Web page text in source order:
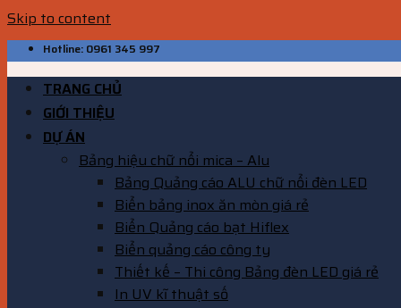
Skip to content
Hotline: 0961 345 997
TRANG CHỦ
GIỚI THIỆU
DỰ ÁN
Bảng hiệu chữ nổi mica – Alu
Bảng Quảng cáo ALU chữ nổi đèn LED
Biển bảng inox ăn mòn giá rẻ
Biển Quảng cáo bạt Hiflex
Biển quảng cáo công ty
Thiết kế – Thi công Bảng đèn LED giá rẻ
In UV kĩ thuật số